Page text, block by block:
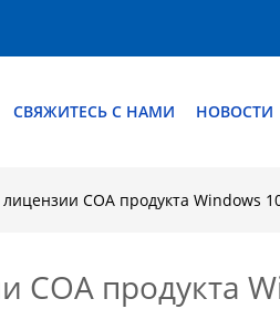
СВЯЖИТЕСЬ С НАМИ НОВОСТИ
COA продукта Windows
продукта